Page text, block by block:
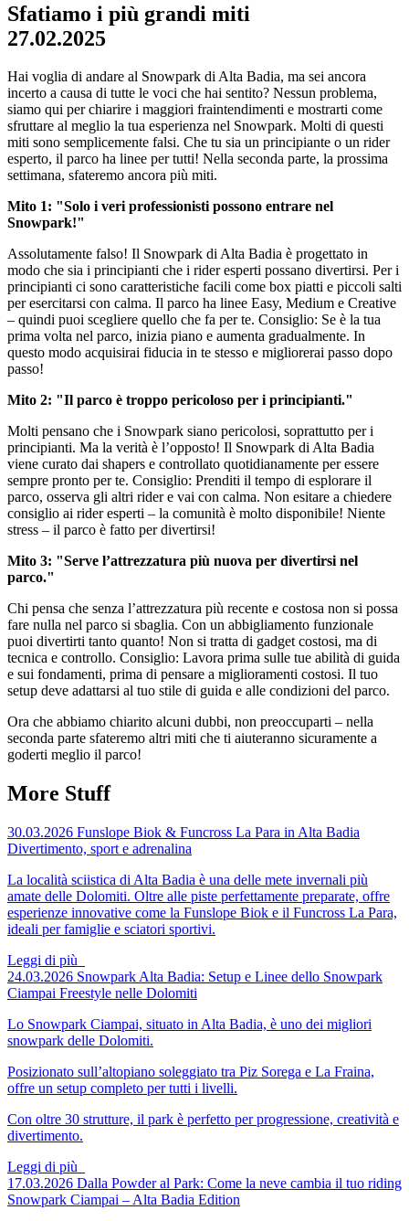
Sfatiamo i più grandi miti
27.02.2025
Hai voglia di andare al Snowpark di Alta Badia, ma sei ancora
incerto a causa di tutte le voci che hai sentito? Nessun problema,
siamo qui per chiarire i maggiori fraintendimenti e mostrarti come
sfruttare al meglio la tua esperienza nel Snowpark. Molti di questi
miti sono semplicemente falsi. Che tu sia un principiante o un rider
esperto, il parco ha linee per tutti! Nella seconda parte, la prossima
settimana, sfateremo ancora più miti.
Mito 1: "Solo i veri professionisti possono entrare nel
Snowpark!"
Assolutamente falso! Il Snowpark di Alta Badia è progettato in
modo che sia i principianti che i rider esperti possano divertirsi. Per i
principianti ci sono caratteristiche facili come box piatti e piccoli salti
per esercitarsi con calma. Il parco ha linee Easy, Medium e Creative
– quindi puoi scegliere quello che fa per te. Consiglio: Se è la tua
prima volta nel parco, inizia piano e aumenta gradualmente. In
questo modo acquisirai fiducia in te stesso e migliorerai passo dopo
passo!
Mito 2: "Il parco è troppo pericoloso per i principianti."
Molti pensano che i Snowpark siano pericolosi, soprattutto per i
principianti. Ma la verità è l’opposto! Il Snowpark di Alta Badia
viene curato dai shapers e controllato quotidianamente per essere
sempre pronto per te. Consiglio: Prenditi il tempo di esplorare il
parco, osserva gli altri rider e vai con calma. Non esitare a chiedere
consiglio ai rider esperti – la comunità è molto disponibile! Niente
stress – il parco è fatto per divertirsi!
Mito 3: "Serve l’attrezzatura più nuova per divertirsi nel
parco."
Chi pensa che senza l’attrezzatura più recente e costosa non si possa
fare nulla nel parco si sbaglia. Con un abbigliamento funzionale
puoi divertirti tanto quanto! Non si tratta di gadget costosi, ma di
tecnica e controllo. Consiglio: Lavora prima sulle tue abilità di guida
e sui fondamenti, prima di pensare a miglioramenti costosi. Il tuo
setup deve adattarsi al tuo stile di guida e alle condizioni del parco.
Ora che abbiamo chiarito alcuni dubbi, non preoccuparti – nella
seconda parte sfateremo altri miti che ti aiuteranno sicuramente a
goderti meglio il parco!
More Stuff
30.03.2026 Funslope Biok & Funcross La Para in Alta Badia
Divertimento, sport e adrenalina
La località sciistica di Alta Badia è una delle mete invernali più
amate delle Dolomiti. Oltre alle piste perfettamente preparate, offre
esperienze innovative come la Funslope Biok e il Funcross La Para,
ideali per famiglie e sciatori sportivi.
Leggi di più
24.03.2026 Snowpark Alta Badia: Setup e Linee dello Snowpark
Ciampai Freestyle nelle Dolomiti
Lo Snowpark Ciampai, situato in Alta Badia, è uno dei migliori
snowpark delle Dolomiti.
Posizionato sull’altopiano soleggiato tra Piz Sorega e La Fraina,
offre un setup completo per tutti i livelli.
Con oltre 30 strutture, il park è perfetto per progressione, creatività e
divertimento.
Leggi di più
17.03.2026 Dalla Powder al Park: Come la neve cambia il tuo riding
Snowpark Ciampai – Alta Badia Edition